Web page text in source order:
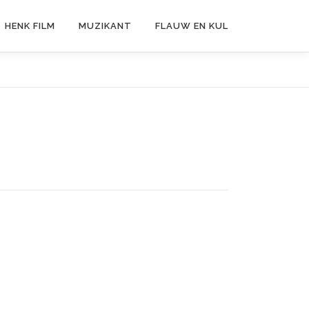
HENK FILM MUZIKANT FLAUW EN KUL